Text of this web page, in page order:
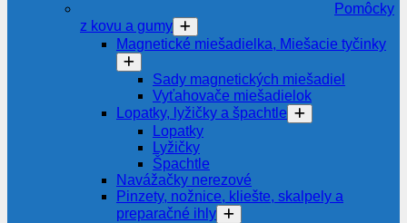
Pomôcky
z kovu a gumy
Magnetické miešadielka, Miešacie tyčinky
Sady magnetických miešadiel
Vyťahovače miešadielok
Lopatky, lyžičky a špachtle
Lopatky
Lyžičky
Špachtle
Navážačky nerezové
Pinzety, nožnice, kliešte, skalpely a
preparačné ihly